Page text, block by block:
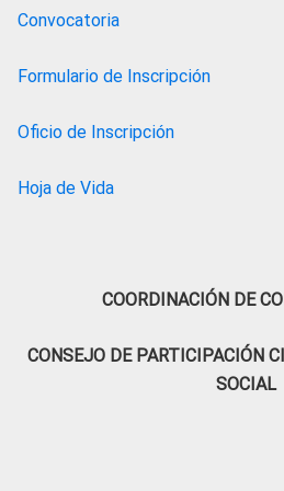
Convocatoria
Formulario de Inscripción
Oficio de Inscripción
Hoja de Vida
COORDINACIÓN DE
CONSEJO DE PARTICIPACIÓN
SOCIAL